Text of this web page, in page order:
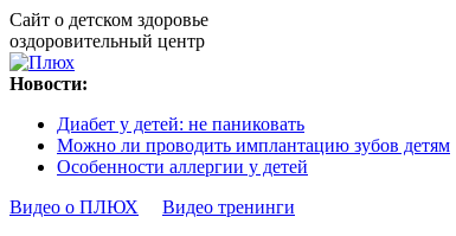
Сайт о детском здоровье
оздоровительный центр
Новости:
Диабет у детей: не паниковать
Можно ли проводить имплантацию зубов детям
Особенности аллергии у детей
Видео о ПЛЮХ
Видео тренинги